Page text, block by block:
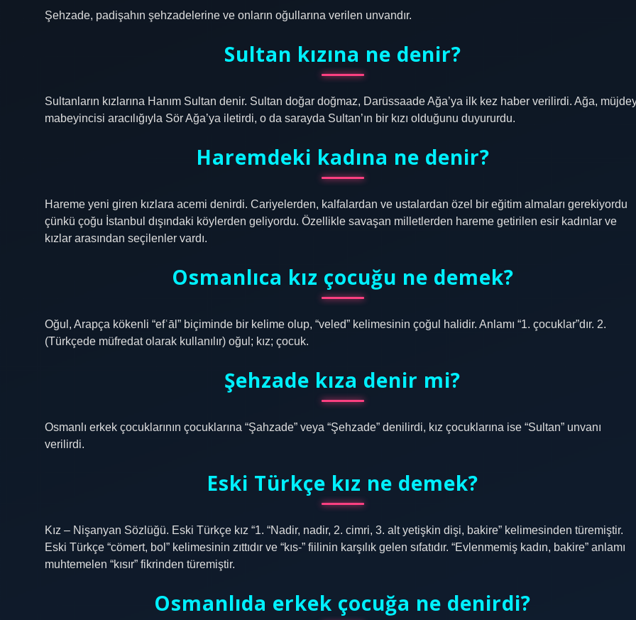
Şehzade, padişahın şehzadelerine ve onların oğullarına verilen unvandır.
Sultan kızına ne denir?
Sultanların kızlarına Hanım Sultan denir. Sultan doğar doğmaz, Darüssaade Ağa’ya ilk kez haber verilirdi. Ağa,
mabeyincisi aracılığıyla Sör Ağa’ya iletirdi, o da sarayda Sultan’ın bir kızı olduğunu duyururdu.
Haremdeki kadına ne denir?
Hareme yeni giren kızlara acemi denirdi. Cariyelerden, kalfalardan ve ustalardan özel bir eğitim almaları gerekiyordu
çünkü çoğu İstanbul dışındaki köylerden geliyordu. Özellikle savaşan milletlerden hareme getirilen esir kadınlar ve
kızlar arasından seçilenler vardı.
Osmanlıca kız çocuğu ne demek?
Oğul, Arapça kökenli “efʿāl” biçiminde bir kelime olup, “veled” kelimesinin çoğul halidir. Anlamı “1. çocuklar”dır. 2.
(Türkçede müfredat olarak kullanılır) oğul; kız; çocuk.
Şehzade kıza denir mi?
Osmanlı erkek çocuklarının çocuklarına “Şahzade” veya “Şehzade” denilirdi, kız çocuklarına ise “Sultan” unvanı
verilirdi.
Eski Türkçe kız ne demek?
Kız – Nişanyan Sözlüğü. Eski Türkçe kız “1. “Nadir, nadir, 2. cimri, 3. alt yetişkin dişi, bakire” kelimesinden türemiştir.
Eski Türkçe “cömert, bol” kelimesinin zıttıdır ve “kıs-” fiilinin karşılık gelen sıfatıdır. “Evlenmemiş kadın, bakire” anlamı
muhtemelen “kısır” fikrinden türemiştir.
Osmanlıda erkek çocuğa ne denirdi?